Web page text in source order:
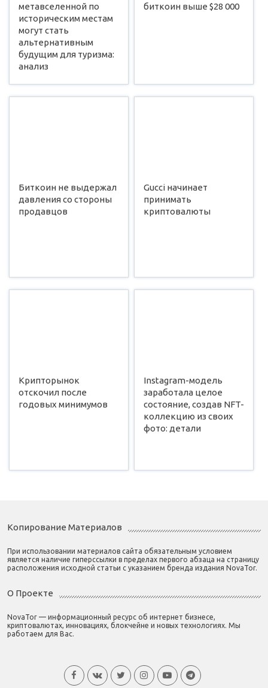
метавселенной по
историческим местам
могут стать
альтернативным
будущим для туризма:
анализ
биткоин выше $28 000
Биткоин не выдержал
давления со стороны
продавцов
Gucci начинает
принимать
криптовалюты
Крипторынок
отскочил после
годовых минимумов
Instagram-модель
заработала целое
состояние, создав NFT-
коллекцию из своих
фото: детали
Копирование Материалов
При использовании материалов сайта обязательным условием
является наличие гиперссылки в пределах первого абзаца на страницу
расположения исходной статьи с указанием бренда издания NovaTor.
О Проекте
NovaTor — информационный ресурс об интернет бизнесе,
криптовалютах, инновациях, блокчейне и новых технологиях. Мы
работаем для Вас.